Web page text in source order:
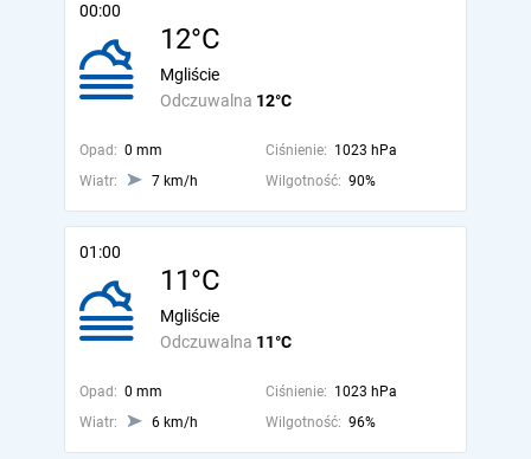
00:00
12°C
Odczuwalna 12°C
Mgliście
Opad: 0 mm Ciśnienie: 1023 hPa
Wiatr:
7 km/h Wilgotność: 90%
01:00
11°C
Odczuwalna 11°C
Mgliście
Opad: 0 mm Ciśnienie: 1023 hPa
Wiatr:
6 km/h Wilgotność: 96%